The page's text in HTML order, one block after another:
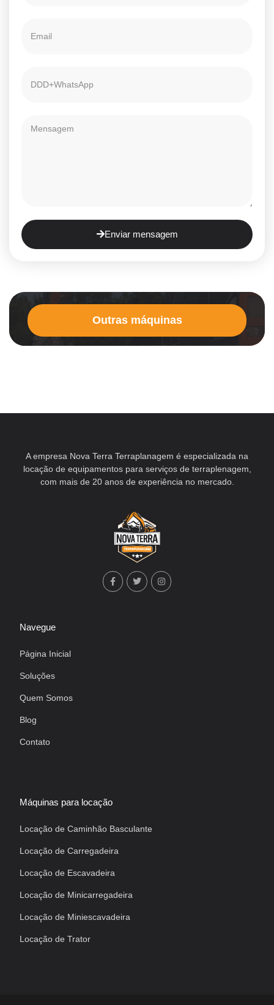
Enviar mensagem
Outras máquinas
A empresa Nova Terra Terraplanagem é especializada na
locação de equipamentos para serviços de terraplenagem,
com mais de 20 anos de experiência no mercado.
Navegue
Página Inicial
Soluções
Quem Somos
Blog
Contato
Máquinas para locação
Locação de Caminhão Basculante
Locação de Carregadeira
Locação de Escavadeira
Locação de Minicarregadeira
Locação de Miniescavadeira
Locação de Trator